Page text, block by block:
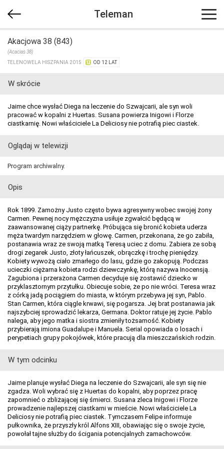
Teleman
Akacjowa 38 (843)
(Acacias 38)
TELENOWELA HISZPANIA 2015
OD 12 LAT
W skrócie
Jaime chce wysłać Diega na leczenie do Szwajcarii, ale syn woli
pracować w kopalni z Huertas. Susana powierza Inigowi i Florze
ciastkarnię. Nowi właściciele La Deliciosy nie potrafią piec ciastek.
Oglądaj w telewizji
Program archiwalny.
Opis
Rok 1899. Zamożny Justo często bywa agresywny wobec swojej żony
Carmen. Pewnej nocy mężczyzna usiłuje zgwałcić będącą w
zaawansowanej ciąży partnerkę. Próbująca się bronić kobieta uderza
męża twardym narzędziem w głowę. Carmen, przekonana, że go zabiła,
postanawia wraz ze swoją matką Teresą uciec z domu. Zabiera ze sobą
drogi zegarek Justo, złoty łańcuszek, obrączkę i trochę pieniędzy.
Kobiety wywożą ciało zmarłego do lasu, gdzie go zakopują. Podczas
ucieczki ciężarna kobieta rodzi dziewczynkę, którą nazywa Inocensją.
Zagubiona i przerażona Carmen decyduje się zostawić dziecko w
przyklasztornym przytułku. Obiecuje sobie, że po nie wróci. Teresa wraz
z córką jadą pociągiem do miasta, w którym przebywa jej syn, Pablo.
Stan Carmen, która ciągle krwawi, się pogarsza. Jej brat postanawia jak
najszybciej sprowadzić lekarza, Germana. Doktor ratuje jej życie. Pablo
nalega, aby jego matka i siostra zmieniły tożsamość. Kobiety
przybierają imiona Guadalupe i Manuela. Serial opowiada o losach i
perypetiach grupy pokojówek, które pracują dla mieszczańskich rodzin.
W tym odcinku
Jaime planuje wysłać Diega na leczenie do Szwajcarii, ale syn się nie
zgadza. Woli wybrać się z Huertas do kopalni, aby poprzez pracę
zapomnieć o zbliżającej się śmierci. Susana zleca Inigowi i Florze
prowadzenie najlepszej ciastkarni w mieście. Nowi właściciele La
Deliciosy nie potrafią piec ciastek. Tymczasem Felipe informuje
pułkownika, że przyszły król Alfons XIII, obawiając się o swoje życie,
powołał tajne służby do ścigania potencjalnych zamachowców.